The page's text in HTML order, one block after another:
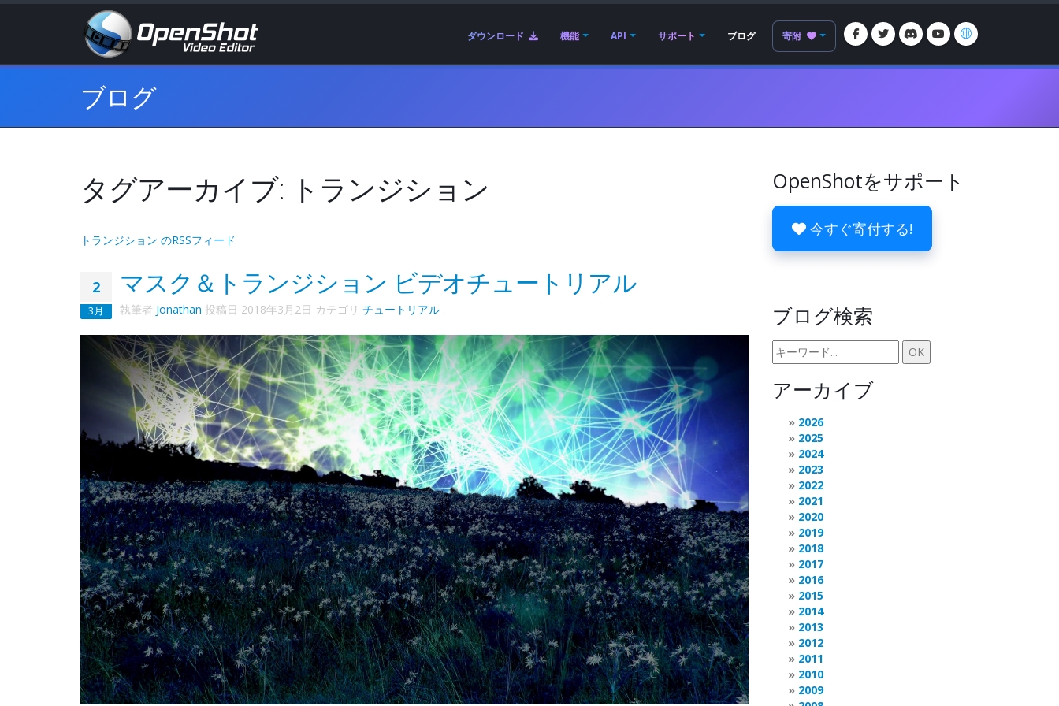
ダウンロード 機能 API サポート ブログ 寄附
ブログ
タグアーカイブ: トランジション
トランジション のRSSフィード
2
3月
マスク＆トランジション ビデオチュートリアル
執筆者 Jonathan 投稿日 2018年3月2日 カテゴリ チュートリアル .
OpenShotをサポート
今すぐ寄付する!
ブログ検索
アーカイブ
2026
2025
2024
2023
2022
2021
2020
2019
2018
2017
2016
2015
2014
2013
2012
2011
2010
2009